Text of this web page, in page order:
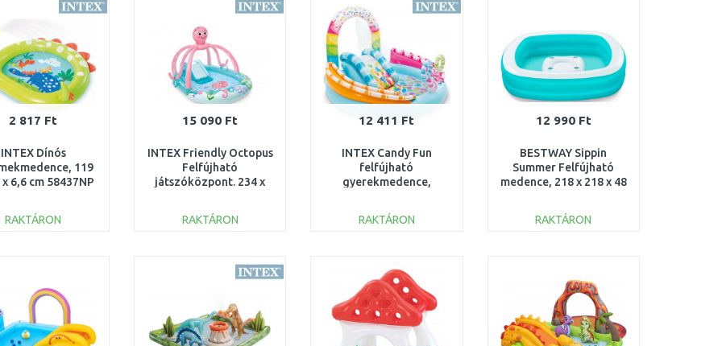
Összehasonlítás Összehasonlítás Összehasonlítás
2 817 Ft
INTEX Dínós
119
x 6,6 cm 58437NP
RAKTÁRON
15 090 Ft
INTEX Friendly Octopus
Felfújható
játszóközpont. 234 x
RAKTÁRON
Összehasonlítás
12 411 Ft
INTEX Candy Fun
felfújható
gyerekmedence,
57144NP
RAKTÁRON
Összehasonlítás
12 990 Ft
BESTWAY Sippin
Summer Felfújható
medence, 218 x 218 x 48
RAKTÁRON